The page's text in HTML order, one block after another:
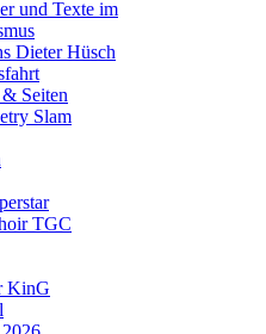
und Texte im
Dieter Hüsch
Seiten
Slam
TGC
KinG